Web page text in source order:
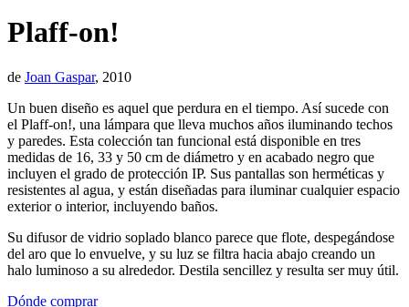
Plaff-on!
de Joan Gaspar, 2010
Un buen diseño es aquel que perdura en el tiempo. Así sucede con
el Plaff-on!, una lámpara que lleva muchos años iluminando techos
y paredes. Esta colección tan funcional está disponible en tres
medidas de 16, 33 y 50 cm de diámetro y en acabado negro que
incluyen el grado de protección IP. Sus pantallas son herméticas y
resistentes al agua, y están diseñadas para iluminar cualquier espacio
exterior o interior, incluyendo baños.
Su difusor de vidrio soplado blanco parece que flote, despegándose
del aro que lo envuelve, y su luz se filtra hacia abajo creando un
halo luminoso a su alrededor. Destila sencillez y resulta ser muy útil.
Dónde comprar